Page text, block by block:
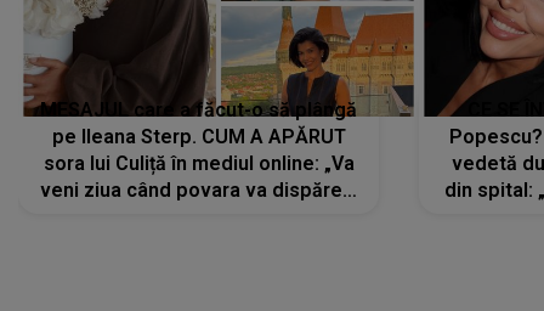
MESAJUL care a făcut-o să plângă
pe Ileana Sterp. CUM A APĂRUT
sora lui Culiță în mediul online: „Va
veni ziua când povara va dispărea,
vedetă
din spital: